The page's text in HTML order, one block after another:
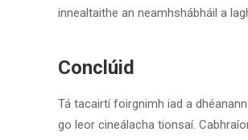
innealtaithe an neamhshábháil a
Conclúid
Tá tacairtí foirgnimh iad a
go leor cineálacha tionsaí.